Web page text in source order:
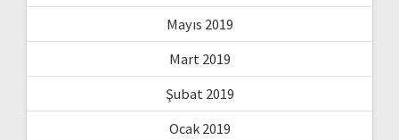
Mayıs 2019
Mart 2019
Şubat 2019
Ocak 2019